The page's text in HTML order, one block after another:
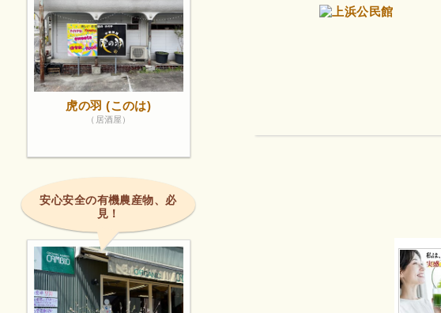
虎の羽 (このは)
（居酒屋）
安心安全の有機農産物、必
見！